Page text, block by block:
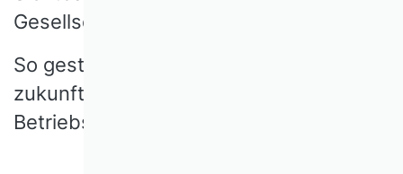
Gesellschaft.
So gestalten wir gemeinsam eine
zukunftsfähige
Betriebswirtschaftslehre.